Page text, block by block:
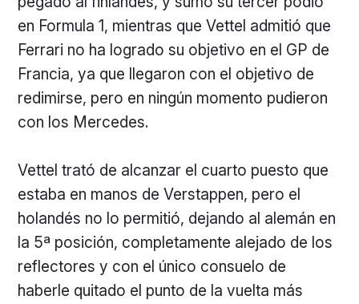
en Formula 1, mientras que Vettel admitió que
Ferrari no ha logrado su objetivo en el GP de
Francia, ya que llegaron con el objetivo de
redimirse, pero en ningún momento pudieron
con los Mercedes.
Vettel trató de alcanzar el cuarto puesto que
estaba en manos de Verstappen, pero el
holandés no lo permitió, dejando al alemán en
la 5ª posición, completamente alejado de los
reflectores y con el único consuelo de
haberle quitado el punto de la vuelta más